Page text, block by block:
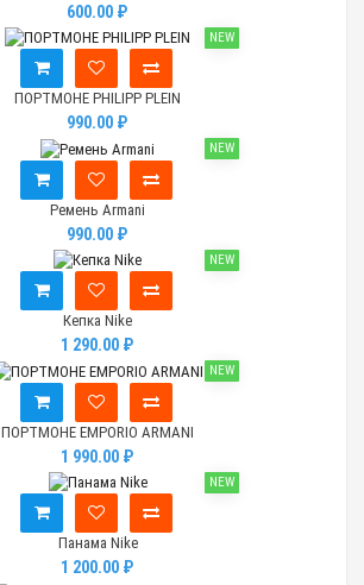
600.00 ₽
NEW
ПОРТМОНЕ PHILIPP PLEIN
990.00 ₽
NEW
Ремень Armani
990.00 ₽
NEW
Кепка Nike
1 290.00 ₽
NEW
ПОРТМОНЕ EMPORIO ARMANI
1 990.00 ₽
NEW
Панама Nike
1 200.00 ₽